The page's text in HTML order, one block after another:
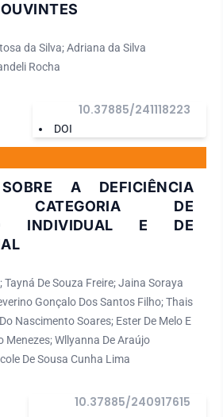
da Silva; Adriana da Silva
Rocha
DOI
10.37885/241118223
A DEFICIÊNCIA
CATEGORIA DE
INDIVIDUAL E DE
De Souza Freire; Jaina Soraya
Gonçalo Dos Santos Filho; Thais
Nascimento Soares; Ester De Melo E
Menezes; Wllyanna De Araújo
De Sousa Cunha Lima
10.37885/240917615